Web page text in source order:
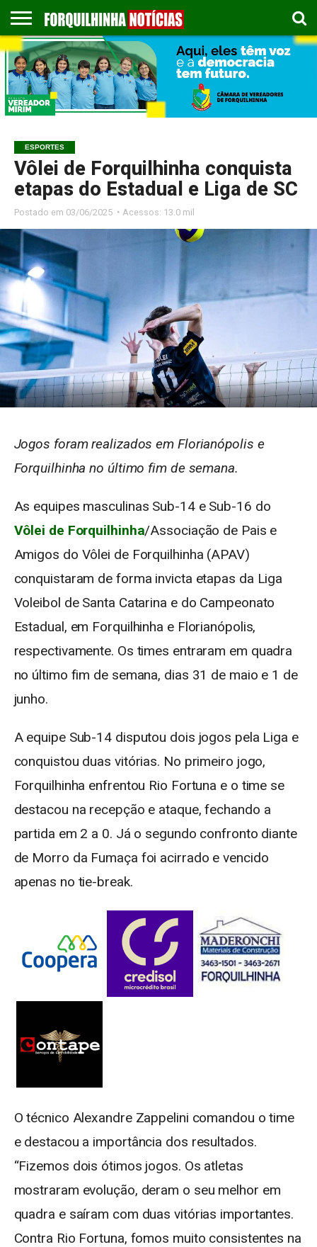
COLUNISTAS
EMPREGOS
ESPORTES
PUBLICAÇÃO
LEGAL
GASTRONOMIA
CONTATO
ESPORTES
Vôlei de Forquilhinha conquista
etapas do Estadual e Liga de SC
Postado em 03/06/2025 ◔ Acessos: 13.0 mil
Jogos foram realizados em Florianópolis e
Forquilhinha no último fim de semana.
As equipes masculinas Sub-14 e Sub-16 do
Vôlei de Forquilhinha/Associação de Pais e
Amigos do Vôlei de Forquilhinha (APAV)
conquistaram de forma invicta etapas da Liga
Voleibol de Santa Catarina e do Campeonato
Estadual, em Forquilhinha e Florianópolis,
respectivamente. Os times entraram em quadra
no último fim de semana, dias 31 de maio e 1 de
junho.
A equipe Sub-14 disputou dois jogos pela Liga e
conquistou duas vitórias. No primeiro jogo,
Forquilhinha enfrentou Rio Fortuna e o time se
destacou na recepção e ataque, fechando a
partida em 2 a 0. Já o segundo confronto diante
de Morro da Fumaça foi acirrado e vencido
apenas no tie-break.
O técnico Alexandre Zappelini comandou o time
e destacou a importância dos resultados.
“Fizemos dois ótimos jogos. Os atletas
mostraram evolução, deram o seu melhor em
quadra e saíram com duas vitórias importantes.
Contra Rio Fortuna, fomos muito consistentes na